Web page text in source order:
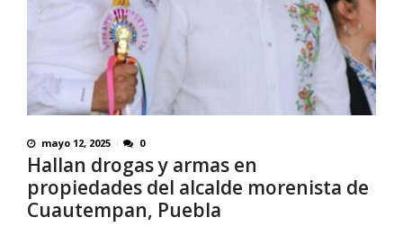
mayo 12, 2025 0
Hallan drogas y armas en
propiedades del alcalde morenista de
Cuautempan, Puebla